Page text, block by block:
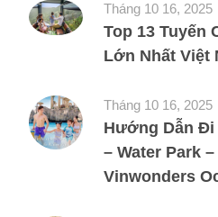
Tháng 10 16, 2025
Top 13 Tuyến
Lớn Nhất Việt
Tháng 10 16, 2025
Hướng Dẫn Đi
– Water Park
Vinwonders